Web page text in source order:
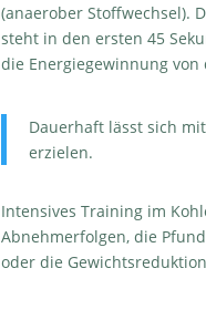
(anaerober Stoffwechsel).
steht in den ersten 45
die Energiegewinnung
Dauerhaft lässt sich
erzielen.
Intensives Training im
Abnehmerfolgen, die
oder die